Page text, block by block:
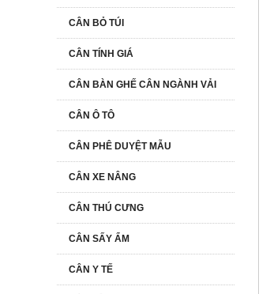
CÂN BỎ TÚI
CÂN TÍNH GIÁ
CÂN BÀN GHẾ CÂN NGÀNH VẢI
CÂN Ô TÔ
CÂN PHÊ DUYỆT MẪU
CÂN XE NÂNG
CÂN THÚ CƯNG
CÂN SẤY ẨM
CÂN Y TẾ